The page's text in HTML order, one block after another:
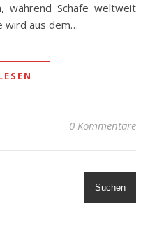
während Schafe weltweit
wird aus dem…
0 Kommentare
Suchen